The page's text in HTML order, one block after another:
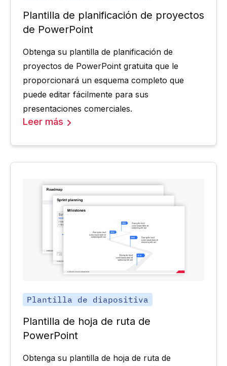
Plantilla de planificación de proyectos
de PowerPoint
Obtenga su plantilla de planificación de
proyectos de PowerPoint gratuita que le
proporcionará un esquema completo que
puede editar fácilmente para sus
presentaciones comerciales.
Leer más
Plantilla de diapositiva
Plantilla de hoja de ruta de
PowerPoint
Obtenga su plantilla de hoja de ruta de